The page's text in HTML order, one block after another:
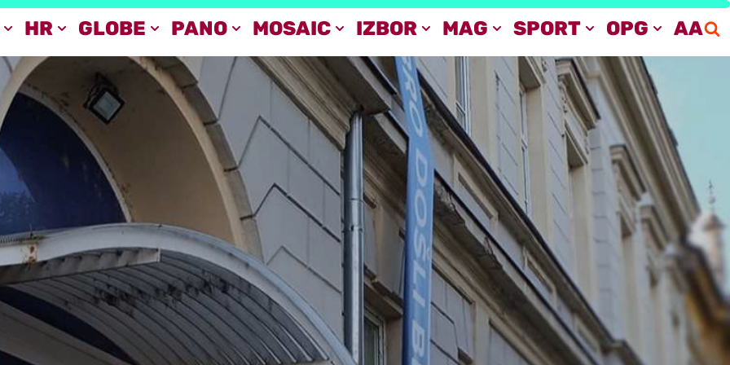
HR GLOBE PANO MOSAIC IZBOR MAG SPORT OPG AA